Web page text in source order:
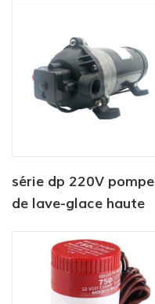
série dp 220V pompe
de lave-glace haute